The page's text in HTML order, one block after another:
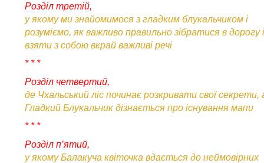
Розділ третій,
у якому ми знайомимося з гладким блукальчиком і
розуміємо, як важливо правильно зібратися в дорогу і
взяти з собою вкрай важливі речі
* * *
Розділ четвертий,
де Чхальський ліс починає розкривати свої секрети,
Гладкий Блукальчик дізнається про існування мапи
* * *
Розділ п’ятий,
у якому Балакуча квіточка вдається до неймовірних